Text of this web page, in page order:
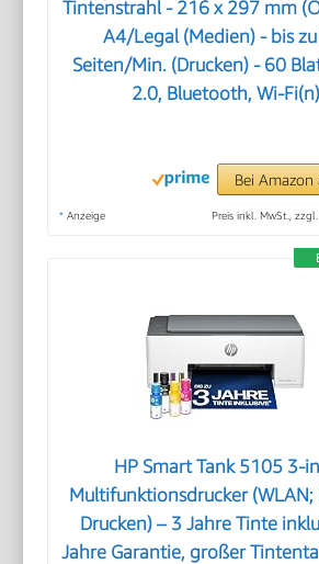
Tintenstrahl - 216 x 297 mm
A4/Legal (Medien) - bis
Seiten/Min. (Drucken) - 60
2.0, Bluetooth, Wi-Fi(n)
Bei Amazon
* Anzeige Preis inkl. MwSt.,
HP Smart Tank 5105 3-
Multifunktionsdrucker (WLAN;
Drucken) – 3 Jahre Tinte
Jahre Garantie, großer